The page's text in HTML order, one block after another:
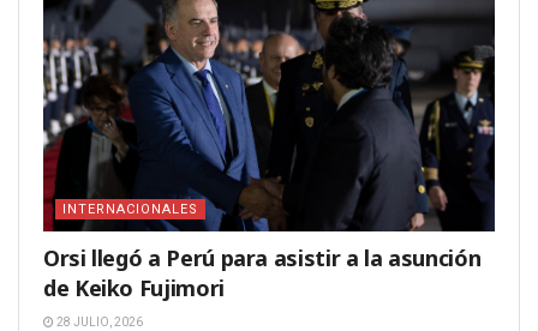
INTERNACIONALES
Orsi llegó a Perú para asistir a la asunción
de Keiko Fujimori
28 JULIO, 2026